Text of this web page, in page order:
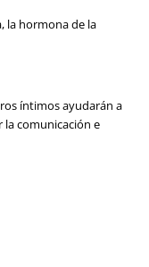
la hormona de la
íntimos ayudarán a
comunicación e